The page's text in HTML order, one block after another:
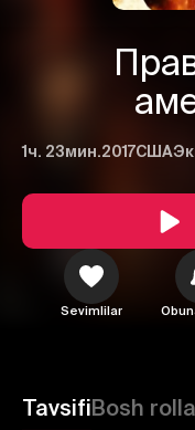
1ч. 23мин.2017США
Sevimlilar
TavsifiBosh